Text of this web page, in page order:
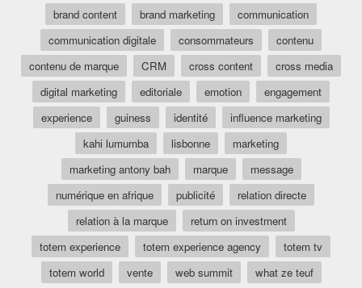
brand content
brand marketing
communication
communication digitale
consommateurs
contenu
contenu de marque
CRM cross content
cross media
digital marketing
editoriale emotion
engagement
experience
guiness identité
influence marketing
kahi lumumba
lisbonne
marketing
marketing antony bah
marque
message
numérique en afrique
publicité
relation directe
relation à la marque
return on investment
totem experience
totem experience agency
totem tv
totem world
vente web summit what ze teuf